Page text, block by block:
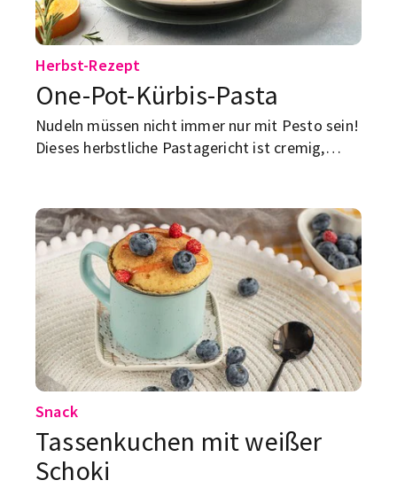
Herbst-Rezept
One-Pot-Kürbis-Pasta
Nudeln müssen nicht immer nur mit Pesto sein!
Dieses herbstliche Pastagericht ist cremig,
Snack
Tassenkuchen mit weißer
Schoki